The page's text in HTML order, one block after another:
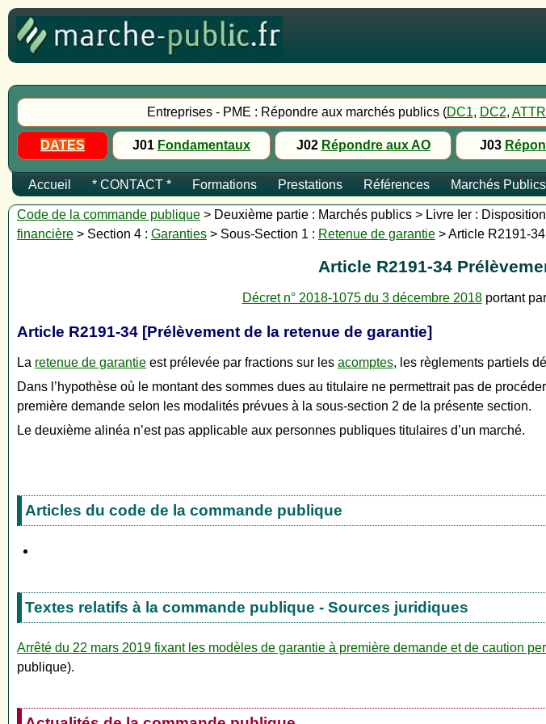
Entreprises - PME : Répondre aux marchés publics (DC1, DC2,
DATES J01 Fondamentaux J02 Répondre aux AO J03
Accueil * CONTACT * Formations Prestations Références Marchés Publics
Code de la commande publique > Deuxième partie : Marchés publics > Livre Ier :
financière > Section 4 : Garanties > Sous-Section 1 : Retenue de garantie > Article R2191-34
Article R2191-34
Décret n° 2018-1075 du 3 décembre 2018portant
Article R2191-34 [Prélèvement de la retenue de garantie]
La retenue de garantie est prélevée par fractions sur les acomptes, les règlements partiels
Dans l’hypothèse où le montant des sommes dues au titulaire ne permettrait pas de
première demande selon les modalités prévues à la sous-section 2 de la présente section.
Le deuxième alinéa n’est pas applicable aux personnes publiques titulaires d’un marché.
Articles du code de la commande publique
Textes relatifs à la commande publique - Sources juridiques
Arrêté du 22 mars 2019 fixant les modèles de garantie à première demande et de caution
publique).